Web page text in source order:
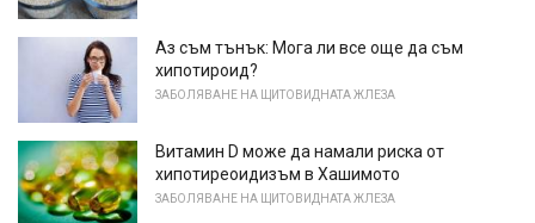
Аз съм тънък: Мога ли все още да съм
хипотироид?
ЗАБОЛЯВАНЕ НА ЩИТОВИДНАТА ЖЛЕЗА
Витамин D може да намали риска от
хипотиреоидизъм в Хашимото
ЗАБОЛЯВАНЕ НА ЩИТОВИДНАТА ЖЛЕЗА